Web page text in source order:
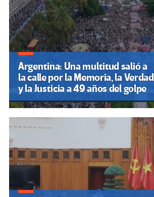
Argentina: Una multitud salió a
la calle por la Memoria, la Verdad
y la Justicia a 49 años del golpe